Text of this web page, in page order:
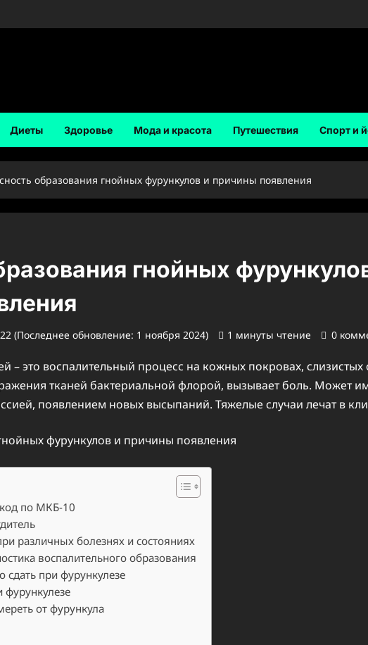
Диеты Здоровье Мода и красота Путешествия Спорт и
образования гнойных фурункулов и причины появления
гнойных
(Последнее обновление: 1 ноября 2024) 1 минуты чтение 0
– это воспалительный процесс на кожных покровах, слизистых
тканей бактериальной флорой, вызывает боль. Может
появлением новых высыпаний. Тяжелые случаи лечат в
код по МКБ-10
различных болезнях и состояниях
воспалительного образования
сдать при фурункулезе
фурункулезе
от фурункула